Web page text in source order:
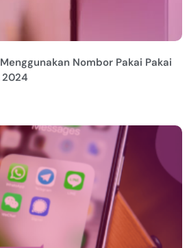
Nombor Pakai Pakai